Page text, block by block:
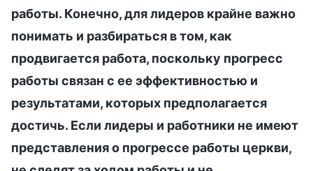
работы. Конечно, для лидеров крайне важно
понимать и разбираться в том, как
продвигается работа, поскольку прогресс
работы связан с ее эффективностью и
результатами, которых предполагается
достичь. Если лидеры и работники не имеют
представления о прогрессе работы церкви,